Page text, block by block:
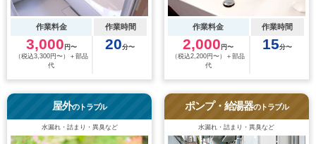
作業料金 作業時間
3,000 円〜
（税込3,300円〜）＋部品
代
20分〜
作業料金 作業時間
2,000 円〜
（税込2,200円〜）＋部品
代
15分〜
屋外のトラブル
水漏れ・詰まり・異臭など
ポンプ・給湯器のトラブル
水漏れ・詰まり・異臭など